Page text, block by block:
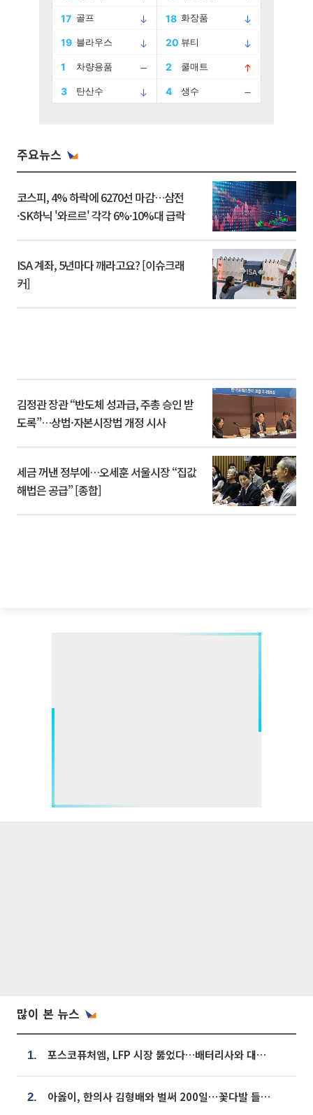
주요뉴스
코스피, 4% 하락에 6270선 마감…삼전
·SK하닉 '와르르' 각각 6%·10%대 급락
ISA 계좌, 5년마다 깨라고요? [이슈크래
커]
김정관 장관 “반도체 성과급, 주총 승인 받
도록”…상법·자본시장법 개정 시사
세금 꺼낸 정부에…오세훈 서울시장 “집값
해법은 공급” [종합]
많이 본 뉴스
1. 포스코퓨처엠, LFP 시장 뚫었다…배터리사와 대규모 장기 공급 합의
2. 아옳이, 한의사 김형배와 벌써 200일⋯꽃다발 들고 "프러포즈 아냐"